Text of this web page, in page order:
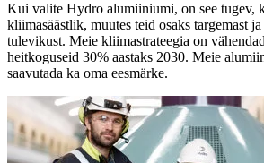
Kui valite Hydro alumiiniumi, on see tugev,
kliimasäästlik, muutes teid osaks targemast
tulevikust. Meie kliimastrateegia on
heitkoguseid 30% aastaks 2030. Meie
saavutada ka oma eesmärke.